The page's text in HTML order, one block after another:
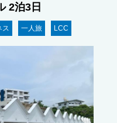
2泊3日
ス 一人旅 LCC